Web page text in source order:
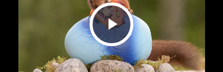
Play Video